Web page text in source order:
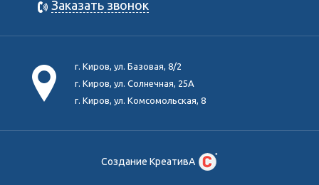
Заказать звонок
г. Киров, ул. Базовая, 8/2
г. Киров, ул. Солнечная, 25А
г. Киров, ул. Комсомольская, 8
Создание КреативА